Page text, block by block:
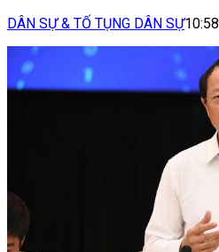
DÂN SỰ & TỐ TỤNG DÂN SỰ10:58